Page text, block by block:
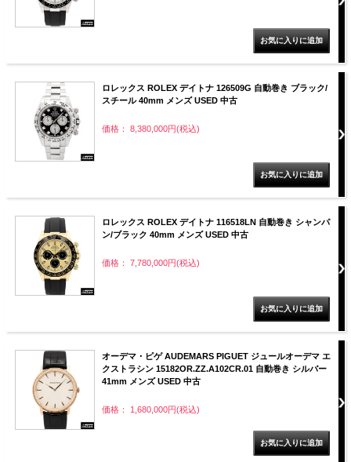
ロレックス ROLEX デイトナ 126509G 自動巻き ブラック/
スチール 40mm メンズ USED 中古
価格： 8,380,000円(税込)
ロレックス ROLEX デイトナ 116518LN 自動巻き シャンパ
ン/ブラック 40mm メンズ USED 中古
価格： 7,780,000円(税込)
オーデマ・ピゲ AUDEMARS PIGUET ジュールオーデマ エ
クストラシン 15182OR.ZZ.A102CR.01 自動巻き シルバー
41mm メンズ USED 中古
価格： 1,680,000円(税込)